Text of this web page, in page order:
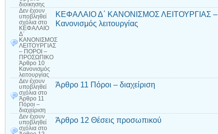
διοίκησης
Δεν έχουν
υποβληθεί
σχόλια στο
ΚΕΦΑΛΑΙΟ
Δ΄
ΚΑΝΟΝΙΣΜΟΣ
ΛΕΙΤΟΥΡΓΙΑΣ
– ΠΟΡΟΙ –
ΠΡΟΣΩΠΙΚΟ
Άρθρο 10
Κανονισμός
λειτουργίας
ΚΕΦΑΛΑΙΟ Δ΄ ΚΑΝΟΝΙΣΜΟΣ ΛΕΙΤΟΥΡΓΙΑΣ
Κανονισμός λειτουργίας
Δεν έχουν
υποβληθεί
σχόλια στο
Άρθρο 11
Πόροι –
διαχείριση
Άρθρο 11 Πόροι – διαχείριση
Δεν έχουν
υποβληθεί
σχόλια στο
Άρθρο 12 Θέσεις προσωπικού